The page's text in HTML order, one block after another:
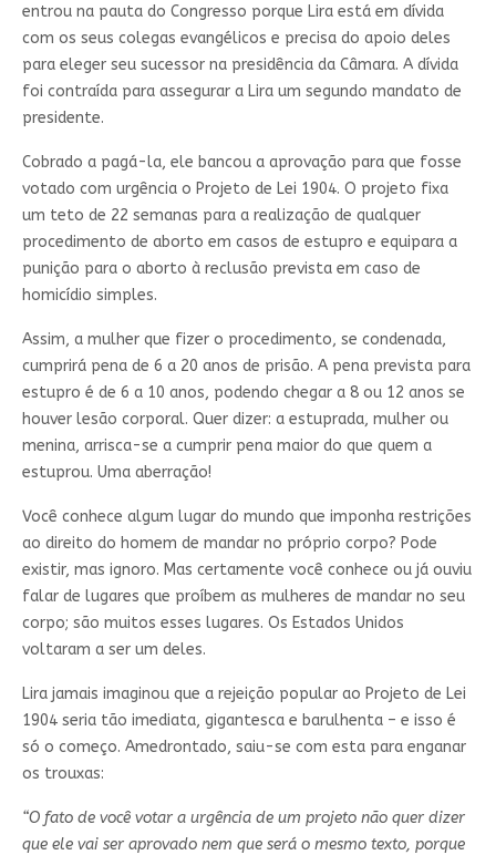
entrou na pauta do Congresso porque Lira está em dívida
com os seus colegas evangélicos e precisa do apoio deles
para eleger seu sucessor na presidência da Câmara. A dívida
foi contraída para assegurar a Lira um segundo mandato de
presidente.
Cobrado a pagá-la, ele bancou a aprovação para que fosse
votado com urgência o Projeto de Lei 1904. O projeto fixa
um teto de 22 semanas para a realização de qualquer
procedimento de aborto em casos de estupro e equipara a
punição para o aborto à reclusão prevista em caso de
homicídio simples.
Assim, a mulher que fizer o procedimento, se condenada,
cumprirá pena de 6 a 20 anos de prisão. A pena prevista para
estupro é de 6 a 10 anos, podendo chegar a 8 ou 12 anos se
houver lesão corporal. Quer dizer: a estuprada, mulher ou
menina, arrisca-se a cumprir pena maior do que quem a
estuprou. Uma aberração!
Você conhece algum lugar do mundo que imponha restrições
ao direito do homem de mandar no próprio corpo? Pode
existir, mas ignoro. Mas certamente você conhece ou já ouviu
falar de lugares que proíbem as mulheres de mandar no seu
corpo; são muitos esses lugares. Os Estados Unidos
voltaram a ser um deles.
Lira jamais imaginou que a rejeição popular ao Projeto de Lei
1904 seria tão imediata, gigantesca e barulhenta – e isso é
só o começo. Amedrontado, saiu-se com esta para enganar
os trouxas:
“O fato de você votar a urgência de um projeto não quer dizer
que ele vai ser aprovado nem que será o mesmo texto, porque